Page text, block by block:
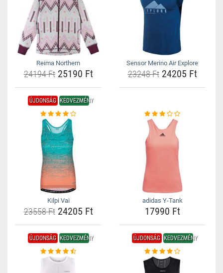
Reima Northern
24194 Ft25190 Ft
Sensor Merino Air Explore
23248 Ft24205 Ft
ÚJDONSÁG KEDVEZMÉNY
Kilpi Vai
23558 Ft24205 Ft
adidas Y-Tank
17990 Ft
ÚJDONSÁG KEDVEZMÉNY ÚJDONSÁG KEDVEZMÉNY